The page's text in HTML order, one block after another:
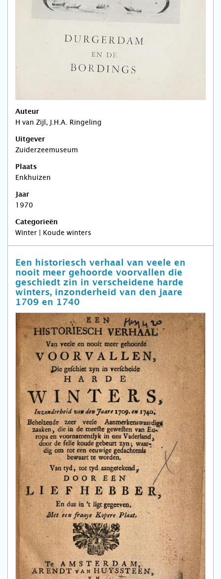
Auteur
H van Zijl, J.H.A. Ringeling
Uitgever
Zuiderzeemuseum
Plaats
Enkhuizen
Jaar
1970
Categorieën
Winter | Koude winters
Een historiesch verhaal van veele en
nooit meer gehoorde voorvallen die
geschiedt zin in verscheidene harde
winters, inzonderheid van den jaare
1709 en 1740